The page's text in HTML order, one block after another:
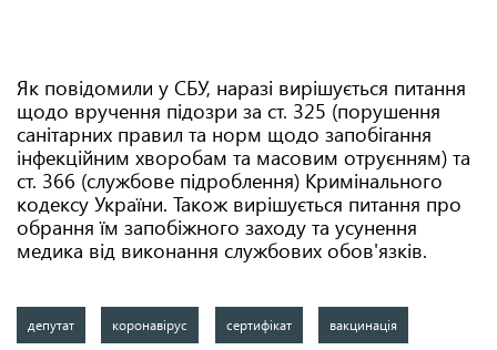
Як повідомили у СБУ, наразі вирішується питання
щодо вручення підозри за ст. 325 (порушення
санітарних правил та норм щодо запобігання
інфекційним хворобам та масовим отруєнням) та
ст. 366 (службове підроблення) Кримінального
кодексу України. Також вирішується питання про
обрання їм запобіжного заходу та усунення
медика від виконання службових обов'язків.
депутат коронавірус сертифікат вакцинація